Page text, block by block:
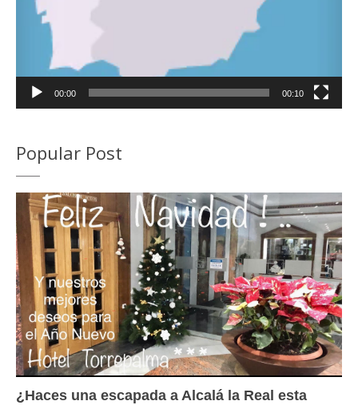
00:00 00:10
Popular Post
¿Haces una escapada a Alcalá la Real esta